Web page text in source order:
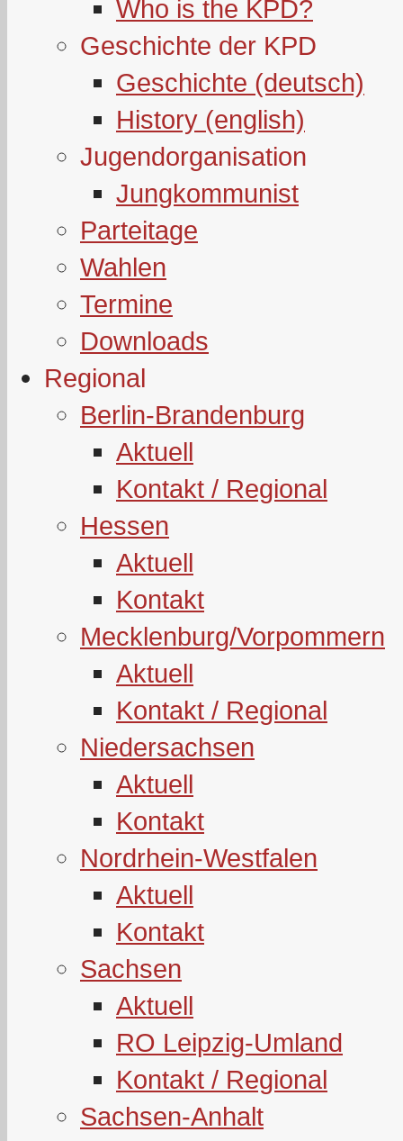
Who is the KPD?
Geschichte der KPD
Geschichte (deutsch)
History (english)
Jugendorganisation
Jungkommunist
Parteitage
Wahlen
Termine
Downloads
Regional
Berlin-Brandenburg
Aktuell
Kontakt / Regional
Hessen
Aktuell
Kontakt
Mecklenburg/Vorpommern
Aktuell
Kontakt / Regional
Niedersachsen
Aktuell
Kontakt
Nordrhein-Westfalen
Aktuell
Kontakt
Sachsen
Aktuell
RO Leipzig-Umland
Kontakt / Regional
Sachsen-Anhalt